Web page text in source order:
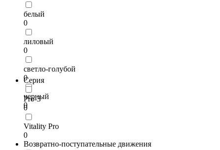
белый
0
лиловый
0
светло-голубой
0
черный
0
Серия
Pro-3
0
Vitality Pro
0
Возвратно-поступательные движения